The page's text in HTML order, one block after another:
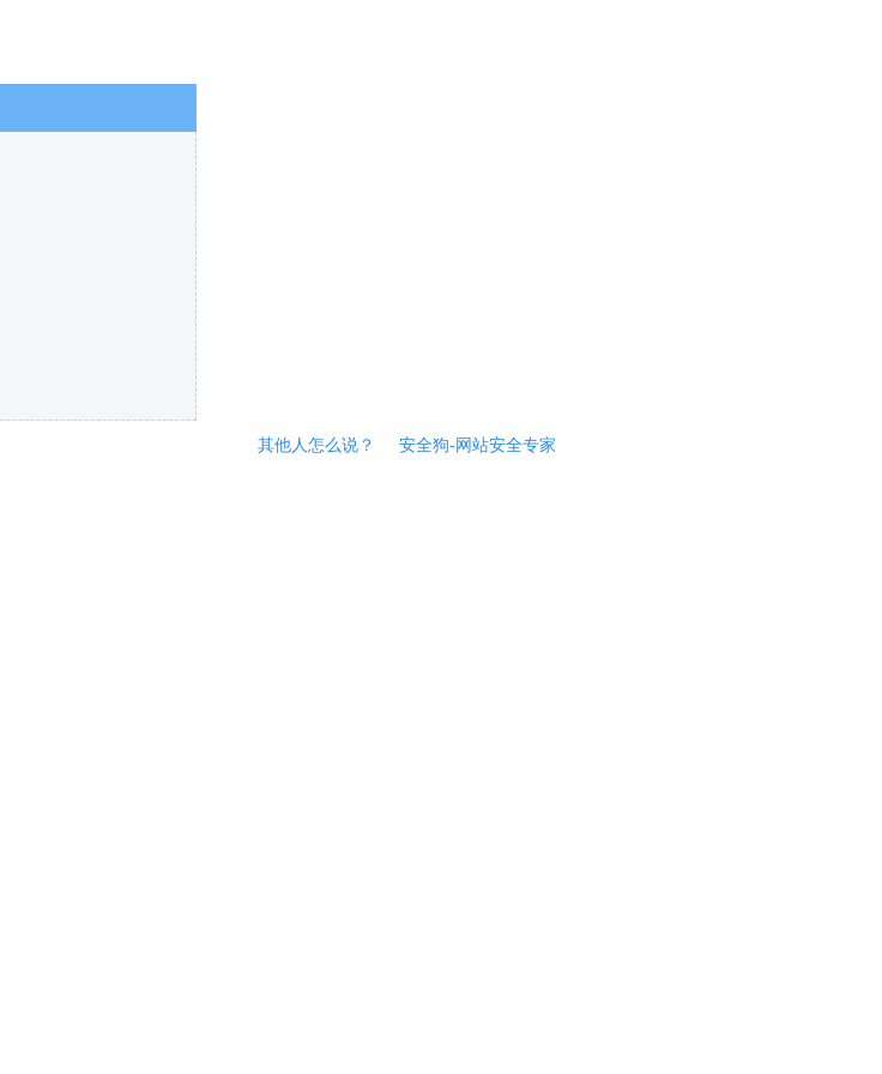
其他人怎么说？ 安全狗-网站安全专家